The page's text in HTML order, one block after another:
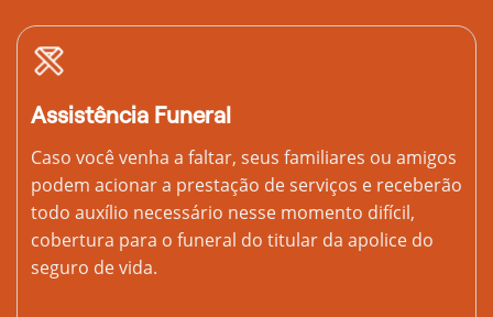
Assistência Funeral
Caso você venha a faltar, seus familiares ou amigos
podem acionar a prestação de serviços e receberão
todo auxílio necessário nesse momento difícil,
cobertura para o funeral do titular da apolice do
seguro de vida.